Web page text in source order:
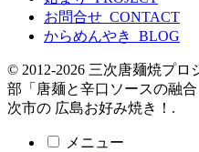
お問合せ_CONTACT
からめんやき_BLOG
© 2012-2026 三次唐麺焼プ
部「唐麺と辛口ソースの融
次市の 広島お好み焼き！.
メニュー